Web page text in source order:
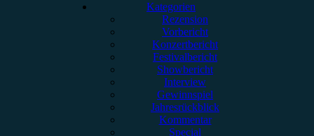
Kategorien
Rezension
Vorbericht
Konzertbericht
Festivalbericht
Showbericht
Interview
Gewinnspiel
Jahresrückblick
Kommentar
Special